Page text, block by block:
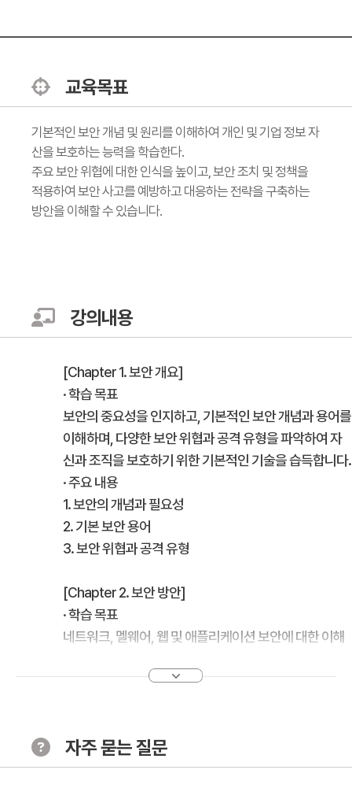
교육목표
기본적인 보안 개념 및 원리를 이해하여 개인 및 기업 정보 자
산을 보호하는 능력을 학습한다.
주요 보안 위협에 대한 인식을 높이고, 보안 조치 및 정책을
적용하여 보안 사고를 예방하고 대응하는 전략을 구축하는
방안을 이해할 수 있습니다.
강의내용
[Chapter 1. 보안 개요]
· 학습 목표
보안의 중요성을 인지하고, 기본적인 보안 개념과 용어를
이해하며, 다양한 보안 위협과 공격 유형을 파악하여 자
신과 조직을 보호하기 위한 기본적인 기술을 습득합니다.
· 주요 내용
1. 보안의 개념과 필요성
2. 기본 보안 용어
3. 보안 위협과 공격 유형
[Chapter 2. 보안 방안]
· 학습 목표
네트워크, 멜웨어, 웹 및 애플리케이션 보안에 대한 이해
을 수립하여 시스템과 데이터의 안전성을 강화하는 방안
1. 네트워크 보안(Dos, SQL injection 등)
2. 멜웨어 보안(바이러스, 랜섬웨어 등)
자주 묻는 질문